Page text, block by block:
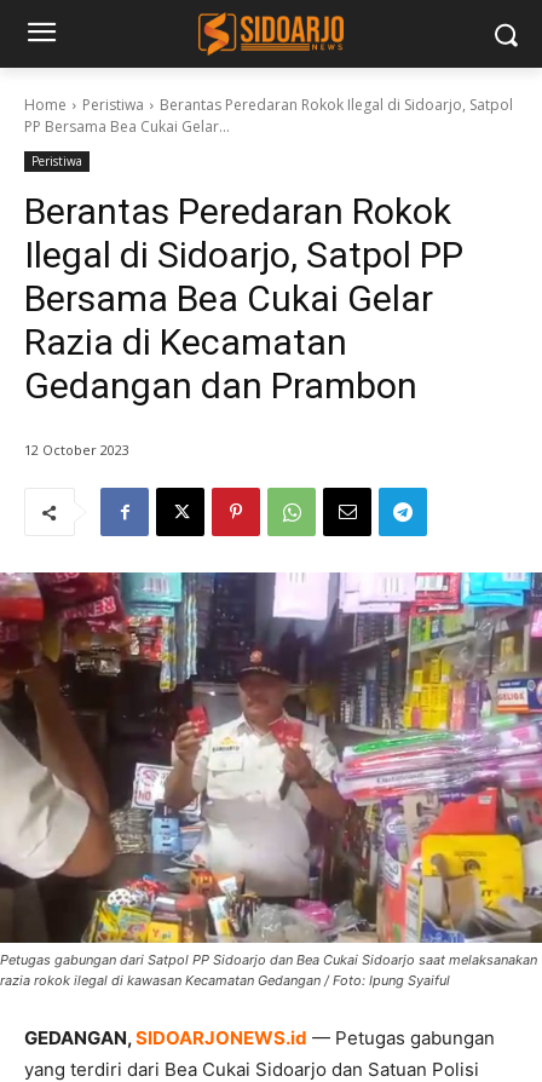
Home Peristiwa
Berantas Peredaran Rokok Ilegal di Sidoarjo, Satpol
PP Bersama Bea Cukai Gelar...
Peristiwa
Berantas Peredaran Rokok
Ilegal di Sidoarjo, Satpol PP
Bersama Bea Cukai Gelar
Razia di Kecamatan
Gedangan dan Prambon
12 October 2023
Petugas gabungan dari Satpol PP Sidoarjo dan Bea Cukai Sidoarjo saat melaksanakan
razia rokok ilegal di kawasan Kecamatan Gedangan / Foto: Ipung Syaiful
GEDANGAN,SIDOARJONEWS.id — Petugas gabungan
yang terdiri dari Bea Cukai Sidoarjo dan Satuan Polisi